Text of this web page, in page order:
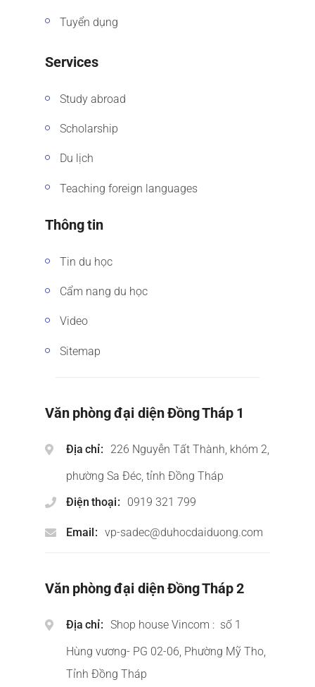
Tuyển dụng
Services
Study abroad
Scholarship
Du lịch
Teaching foreign languages
Thông tin
Tin du học
Cẩm nang du học
Video
Sitemap
Văn phòng đại diện Đồng Tháp 1
Địa chỉ
226 Nguyễn Tất Thành, khóm 2,
phường Sa Đéc, tỉnh Đồng Tháp
Điện thoại
0919 321 799
Email vp-sadec@duhocdaiduong.com
Văn phòng đại diện Đồng Tháp 2
Địa chỉ
Shop house Vincom : số 1
Hùng vương- PG 02-06, Phường Mỹ Tho,
Tỉnh Đồng Tháp